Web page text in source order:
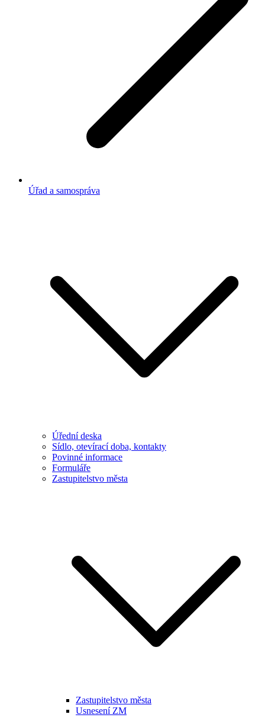
Úřad a samospráva
Úřední deska
Sídlo, otevírací doba, kontakty
Povinné informace
Formuláře
Zastupitelstvo města
Zastupitelstvo města
Usnesení ZM